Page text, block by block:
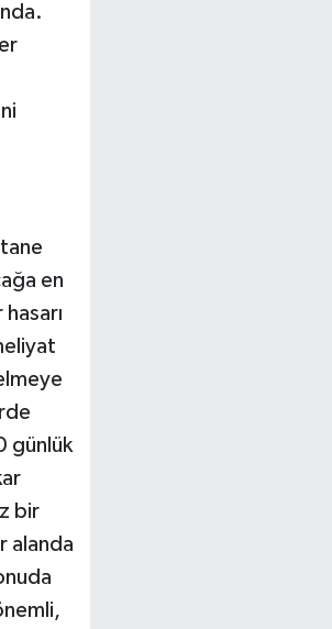
en
günlük
bir
alanda